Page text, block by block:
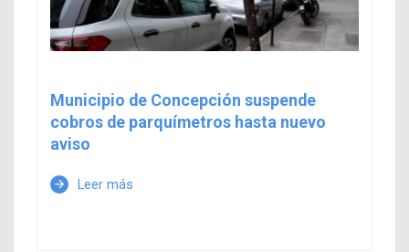
Municipio de Concepción suspende
cobros de parquímetros hasta nuevo
aviso
arrow_forward Leer más